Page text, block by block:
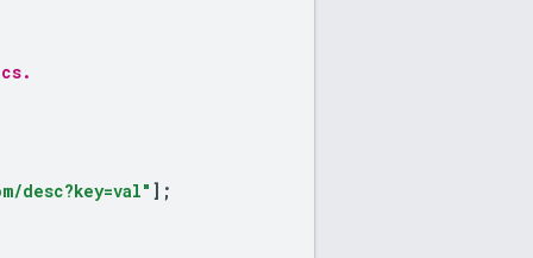
desc?key=val" ];